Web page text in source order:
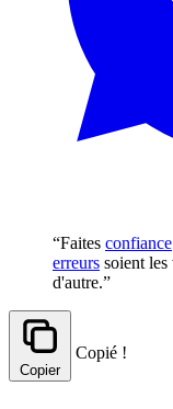
“Faites confiance
erreurs soient
d'autre.”
Copier
Copié !